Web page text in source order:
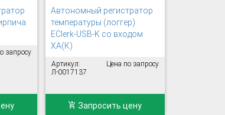
запросу
Автономный регистратор
температуры (логгер)
EClerk-USB-K со входом
ХА(К)
Артикул:
Л-0017137
Цена по запросу
Запросить цену